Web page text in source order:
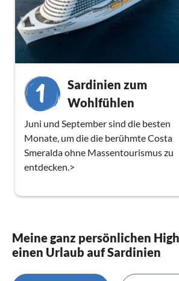
Sardinien zum
Wohlfühlen
Juni und September sind die besten
Monate, um die die berühmte Costa
Smeralda ohne Massentourismus zu
entdecken.>
Meine ganz persönlichen
einen Urlaub auf Sardinien